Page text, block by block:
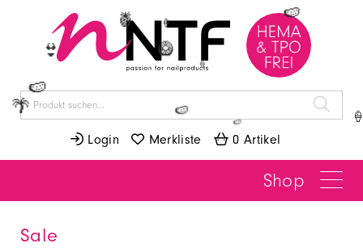
 Login  Merkliste  0 Artikel
Shop
Sale
🍉
🌴
🍉
🍦
🥝
👙
🍦
🍍 🍉